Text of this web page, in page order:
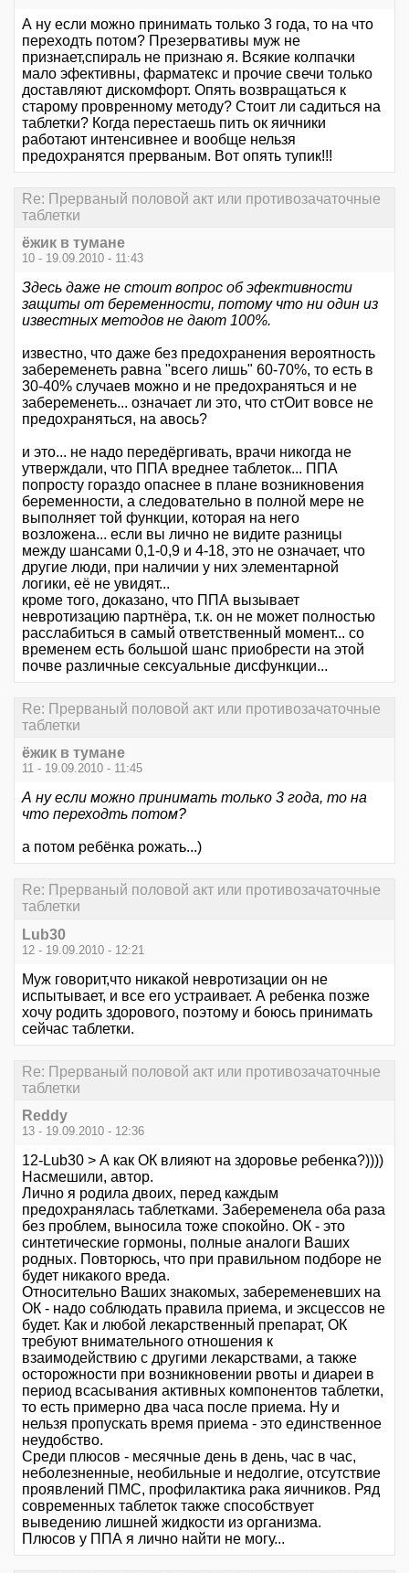
А ну если можно принимать только 3 года, то на что
переходть потом? Презервативы муж не
признает,спираль не признаю я. Всякие колпачки
мало эфективны, фарматекс и прочие свечи только
доставляют дискомфорт. Опять возвращаться к
старому провренному методу? Стоит ли садиться на
таблетки? Когда перестаешь пить ок яичники
работают интенсивнее и вообще нельзя
предохранятся прерваным. Вот опять тупик!!!
Re: Прерваный половой акт или противозачаточные
таблетки
ёжик в тумане
10 - 19.09.2010 - 11:43
Здесь даже не стоит вопрос об эфективности
защиты от беременности, потому что ни один из
известных методов не дают 100%.
известно, что даже без предохранения вероятность
забеременеть равна "всего лишь" 60-70%, то есть в
30-40% случаев можно и не предохраняться и не
забеременеть... означает ли это, что стОит вовсе не
предохраняться, на авось?
и это... не надо передёргивать, врачи никогда не
утверждали, что ППА вреднее таблеток... ППА
попросту гораздо опаснее в плане возникновения
беременности, а следовательно в полной мере не
выполняет той функции, которая на него
возложена... если вы лично не видите разницы
между шансами 0,1-0,9 и 4-18, это не означает, что
другие люди, при наличии у них элементарной
логики, её не увидят...
кроме того, доказано, что ППА вызывает
невротизацию партнёра, т.к. он не может полностью
расслабиться в самый ответственный момент... со
временем есть большой шанс приобрести на этой
почве различные сексуальные дисфункции...
Re: Прерваный половой акт или противозачаточные
таблетки
ёжик в тумане
11 - 19.09.2010 - 11:45
А ну если можно принимать только 3 года, то на
что переходть потом?
а потом ребёнка рожать...)
Re: Прерваный половой акт или противозачаточные
таблетки
Lub30
12 - 19.09.2010 - 12:21
Муж говорит,что никакой невротизации он не
испытывает, и все его устраивает. А ребенка позже
хочу родить здорового, поэтому и боюсь принимать
сейчас таблетки.
Re: Прерваный половой акт или противозачаточные
таблетки
Reddy
13 - 19.09.2010 - 12:36
12-Lub30 > А как ОК влияют на здоровье ребенка?))))
Насмешили, автор.
Лично я родила двоих, перед каждым
предохранялась таблетками. Забеременела оба раза
без проблем, выносила тоже спокойно. ОК - это
синтетические гормоны, полные аналоги Ваших
родных. Повторюсь, что при правильном подборе не
будет никакого вреда.
Относительно Ваших знакомых, забеременевших на
ОК - надо соблюдать правила приема, и эксцессов не
будет. Как и любой лекарственный препарат, ОК
требуют внимательного отношения к
взаимодействию с другими лекарствами, а также
осторожности при возникновении рвоты и диареи в
период всасывания активных компонентов таблетки,
то есть примерно два часа после приема. Ну и
нельзя пропускать время приема - это единственное
неудобство.
Среди плюсов - месячные день в день, час в час,
неболезненные, необильные и недолгие, отсутствие
проявлений ПМС, профилактика рака яичников. Ряд
современных таблеток также способствует
выведению лишней жидкости из организма.
Плюсов у ППА я лично найти не могу...